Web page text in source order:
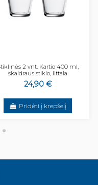
2 vnt. Kartio 400 ml,
skaidraus stiklo, Iittala
24,90 €
Pridėti į krepšelį